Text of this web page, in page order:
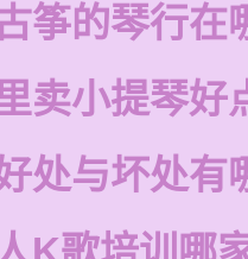
筝的琴行在
卖小提琴好
处与坏处有